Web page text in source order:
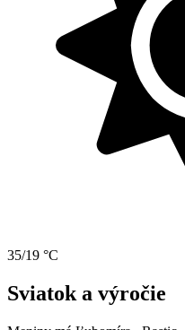
35/19 °C
Sviatok a výročie